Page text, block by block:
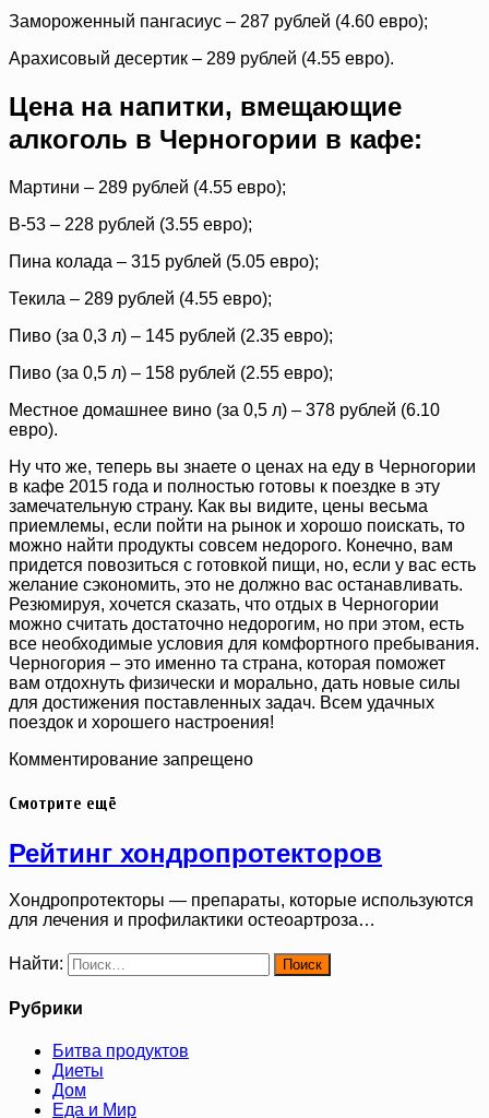
Замороженный пангасиус – 287 рублей (4.60 евро);
Арахисовый десертик – 289 рублей (4.55 евро).
Цена на напитки, вмещающие
алкоголь в Черногории в кафе:
Мартини – 289 рублей (4.55 евро);
B-53 – 228 рублей (3.55 евро);
Пина колада – 315 рублей (5.05 евро);
Текила – 289 рублей (4.55 евро);
Пиво (за 0,3 л) – 145 рублей (2.35 евро);
Пиво (за 0,5 л) – 158 рублей (2.55 евро);
Местное домашнее вино (за 0,5 л) – 378 рублей (6.10
евро).
Ну что же, теперь вы знаете о ценах на еду в Черногории
в кафе 2015 года и полностью готовы к поездке в эту
замечательную страну. Как вы видите, цены весьма
приемлемы, если пойти на рынок и хорошо поискать, то
можно найти продукты совсем недорого. Конечно, вам
придется повозиться с готовкой пищи, но, если у вас есть
желание сэкономить, это не должно вас останавливать.
Резюмируя, хочется сказать, что отдых в Черногории
можно считать достаточно недорогим, но при этом, есть
все необходимые условия для комфортного пребывания.
Черногория – это именно та страна, которая поможет
вам отдохнуть физически и морально, дать новые силы
для достижения поставленных задач. Всем удачных
поездок и хорошего настроения!
Комментирование запрещено
Смотрите ещё
Рейтинг хондропротекторов
Хондропротекторы — препараты, которые используются
для лечения и профилактики остеоартроза…
Найти:
Рубрики
Битва продуктов
Диеты
Дом
Еда и Мир